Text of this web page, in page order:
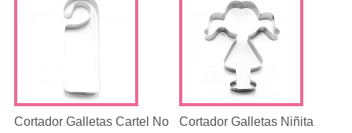
Cortador Galletas Cartel No
Cortador Galletas Niñita